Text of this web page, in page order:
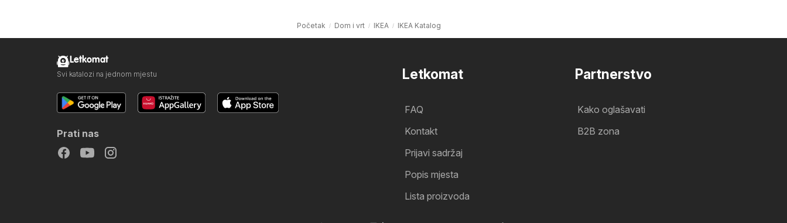
Početak Dom i vrt IKEA IKEA Katalog
Letkomat
FAQ
Kontakt
Prijavi sadržaj
Popis mjesta
Lista proizvoda
Partnerstvo
Kako oglašavati
B2B zona
Letkomat
Svi katalozi na jednom mjestu
Prati nas